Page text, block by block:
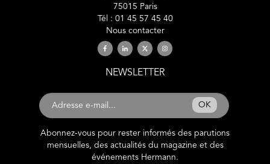
75015 Paris
Tél : 01 45 57 45 40
Nous contacter
NEWSLETTER
OK
Abonnez-vous pour rester informés des parutions
mensuelles, des actualités du magazine et des
événements Hermann.